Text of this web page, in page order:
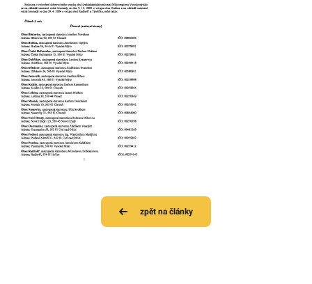
zpět na články